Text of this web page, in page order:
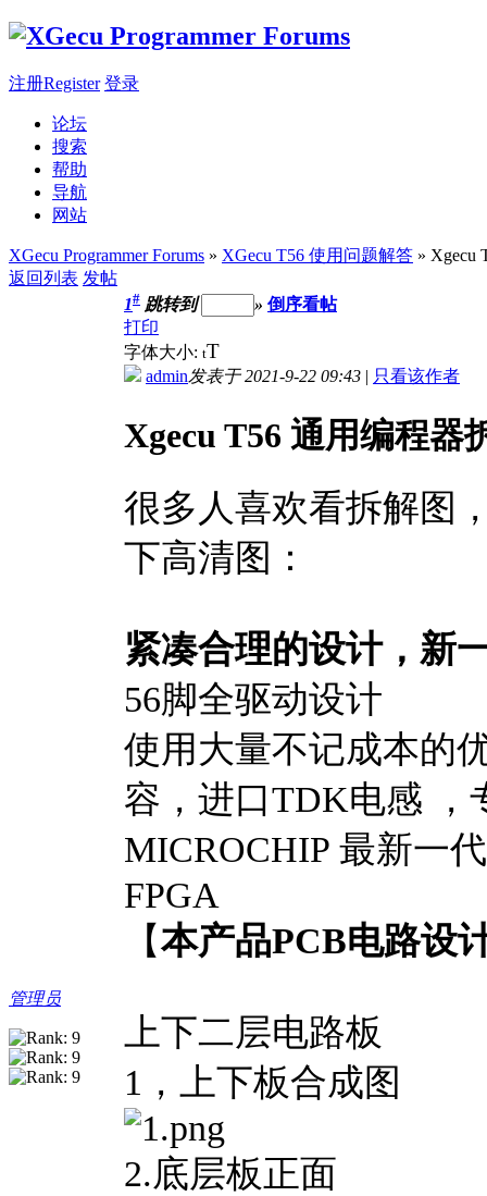
注册Register 登录
论坛
搜索
帮助
导航
网站
XGecu Programmer Forums » XGecu T56 使用问题解答 » Xgecu
返回列表 发帖
管理员
1# 跳转到 » 倒序看帖
打印
字体大小: tT
admin发表于 2021-9-22 09:43 | 只看该作者
Xgecu T56 通用编程器
很多人喜欢看拆解图
下高清图：
紧凑合理的设计，新
56脚全驱动设计
使用大量不记成本的
容，进口TDK电感 ，
MICROCHIP 最新一
FPGA
【本产品PCB电路设
上下二层电路板
1，上下板合成图
2.底层板正面